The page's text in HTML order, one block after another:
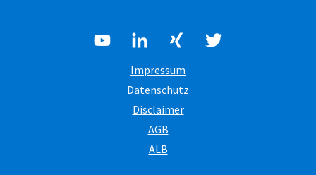
Impressum
Datenschutz
Disclaimer
AGB
ALB